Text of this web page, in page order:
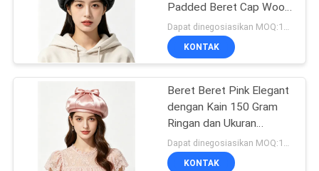
KONTROL
KUALITAS
HUBUNGI
Padded Beret Cap Wool
Blend Fabric untuk
kenyamanan dan daya
tahan
KONTAK
Beret Beret Pink Elegant
dengan Kain 150 Gram
Ringan dan Ukuran
Disesuaikan untuk dan
Casual Wear
KONTAK